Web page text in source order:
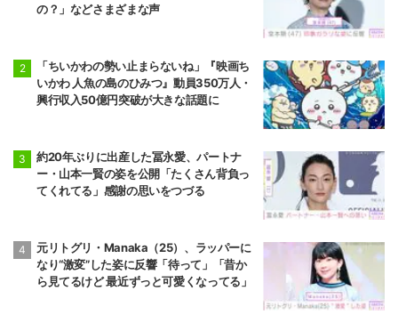
の？」などさまざまな声
「ちいかわの勢い止まらないね」『映画ち
いかわ 人魚の島のひみつ』動員350万人・
興行収入50億円突破が大きな話題に
約20年ぶりに出産した冨永愛、パートナ
ー・山本一賢の姿を公開「たくさん背負っ
てくれてる」感謝の思いをつづる
元リトグリ・Manaka（25）、ラッパーに
なり“激変”した姿に反響「待って」「昔か
ら見てるけど 最近ずっと可愛くなってる」